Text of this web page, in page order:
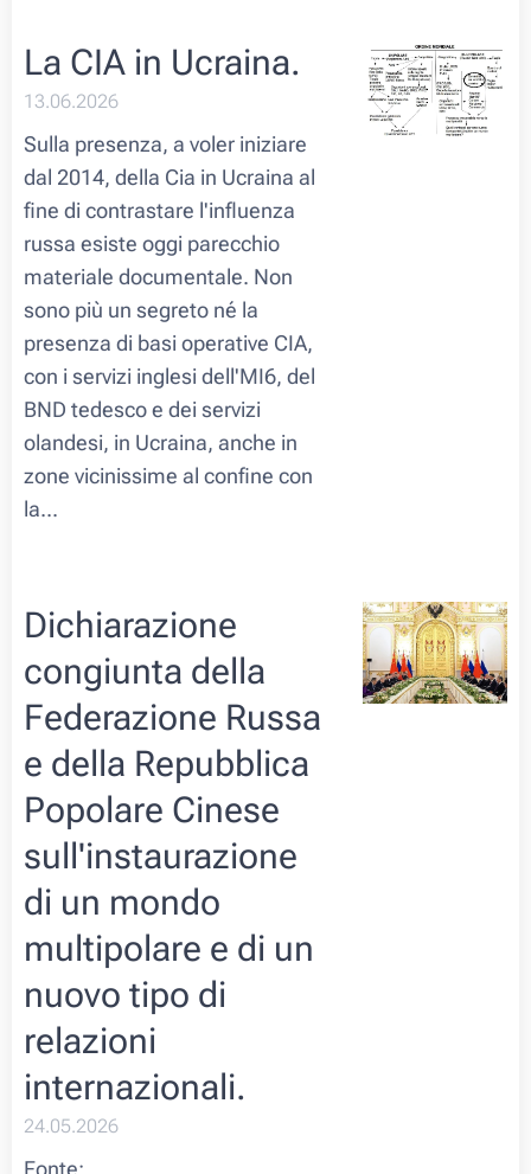
La CIA in Ucraina.
13.06.2026
Sulla presenza, a voler iniziare
dal 2014, della Cia in Ucraina al
fine di contrastare l'influenza
russa esiste oggi parecchio
materiale documentale. Non
sono più un segreto né la
presenza di basi operative CIA,
con i servizi inglesi dell'MI6, del
BND tedesco e dei servizi
olandesi, in Ucraina, anche in
zone vicinissime al confine con
la...
Dichiarazione
congiunta della
Federazione Russa
e della Repubblica
Popolare Cinese
sull'instaurazione
di un mondo
multipolare e di un
nuovo tipo di
relazioni
internazionali.
24.05.2026
Fonte: